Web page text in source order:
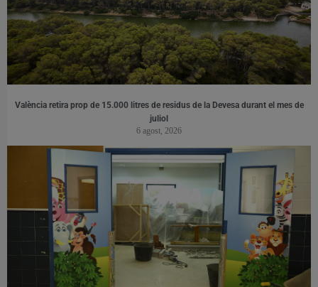
València retira prop de 15.000 litres de residus de la Devesa durant el mes de
juliol
6 agost, 2026